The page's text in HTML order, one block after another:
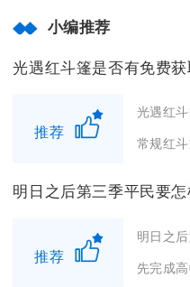
小编推荐
光遇红斗篷是否有免费
推荐
光遇红
常规红
明日之后第三季平民要
推荐
明日之
先完成